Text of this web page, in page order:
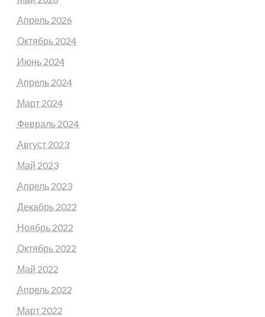
Апрель 2026
Октябрь 2024
Июнь 2024
Апрель 2024
Март 2024
Февраль 2024
Август 2023
Май 2023
Апрель 2023
Декабрь 2022
Ноябрь 2022
Октябрь 2022
Май 2022
Апрель 2022
Март 2022